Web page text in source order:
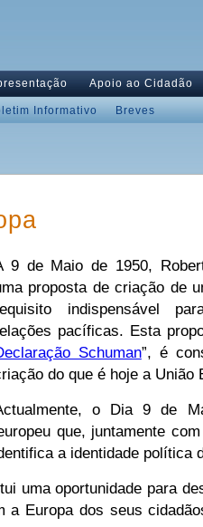
Apoio ao Cidadão
Informativo Breves
9 de Maio de 1950,
proposta de criação de
indispensável
pacíficas. Esta
Schuman”, é
do que é hoje a União
o Dia 9 de
que, juntamente
a identidade política
uma oportunidade para
a Europa dos seus